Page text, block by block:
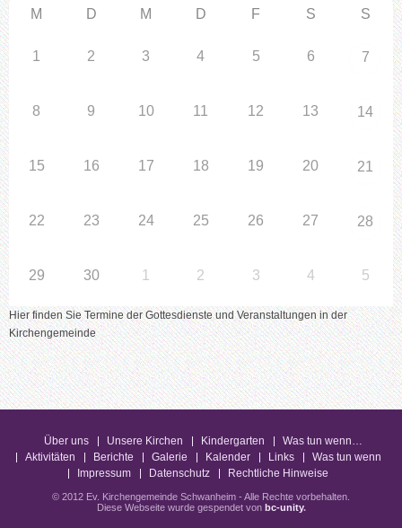
M D M D F S S
1 2 3 4 5 6 7
8 9 10 11 12 13 14
15 16 17 18 19 20 21
22 23 24 25 26 27 28
29 30 1 2 3 4 5
Hier finden Sie Termine der Gottesdienste und Veranstaltungen in der
Kirchengemeinde
Über uns Unsere Kirchen Kindergarten
Was tun wenn…
Aktivitäten
Berichte Galerie Kalender Links
Was tun wenn
Impressum
Datenschutz Rechtliche Hinweise
© 2012 Ev. Kirchengemeinde Schwanheim - Alle Rechte vorbehalten.
Diese Webseite wurde gespendet von bc-unity.